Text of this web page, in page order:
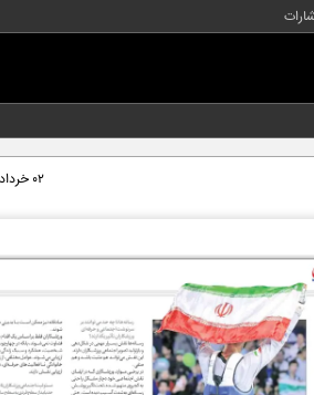
۰۲ خرداد ۱۴۰۵